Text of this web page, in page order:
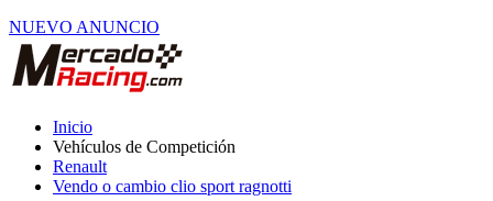
NUEVO ANUNCIO
Inicio
Vehículos de Competición
Renault
Vendo o cambio clio sport ragnotti